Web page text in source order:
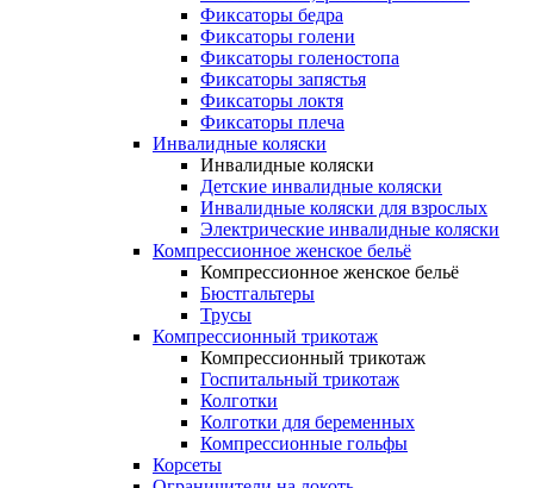
Фиксаторы бедра
Фиксаторы голени
Фиксаторы голеностопа
Фиксаторы запястья
Фиксаторы локтя
Фиксаторы плеча
Инвалидные коляски
Инвалидные коляски
Детские инвалидные коляски
Инвалидные коляски для взрослых
Электрические инвалидные коляски
Компрессионное женское бельё
Компрессионное женское бельё
Бюстгальтеры
Трусы
Компрессионный трикотаж
Компрессионный трикотаж
Госпитальный трикотаж
Колготки
Колготки для беременных
Компрессионные гольфы
Корсеты